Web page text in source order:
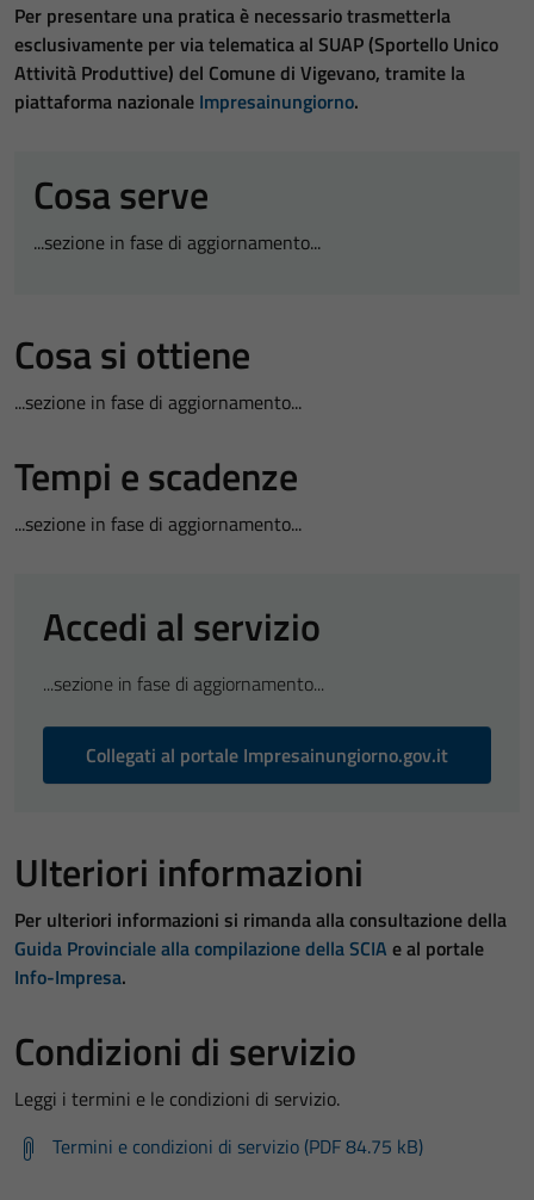
Per presentare una pratica è necessario trasmetterla
esclusivamente per via telematica al SUAP (Sportello Unico
Attività Produttive) del Comune di Vigevano, tramite la
piattaforma nazionale Impresainungiorno.
Cosa serve
...sezione in fase di aggiornamento...
Cosa si ottiene
...sezione in fase di aggiornamento...
Tempi e scadenze
...sezione in fase di aggiornamento...
Accedi al servizio
...sezione in fase di aggiornamento...
Collegati al portale Impresainungiorno.gov.it
Ulteriori informazioni
Per ulteriori informazioni si rimanda alla consultazione della
Guida Provinciale alla compilazione della SCIA e al portale
Info-Impresa.
Condizioni di servizio
Leggi i termini e le condizioni di servizio.
Termini e condizioni di servizio (PDF 84.75 kB)